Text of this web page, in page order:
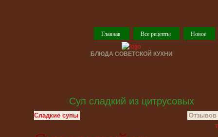
Главная Все рецепты Новое
БЛЮДА СОВЕТСКОЙ КУХНИ
Суп сладкий из цитрусовых
Сладкие супы Отзывов